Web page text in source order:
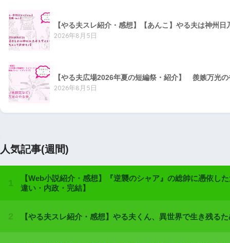
【やる夫スレ紹介・感想】【あんこ】やる夫は神州
2026年8月5日
【やる夫広場2026年夏の短編祭・紹介】 羨嫉万光
2026年8月5日
人気記事(週間)